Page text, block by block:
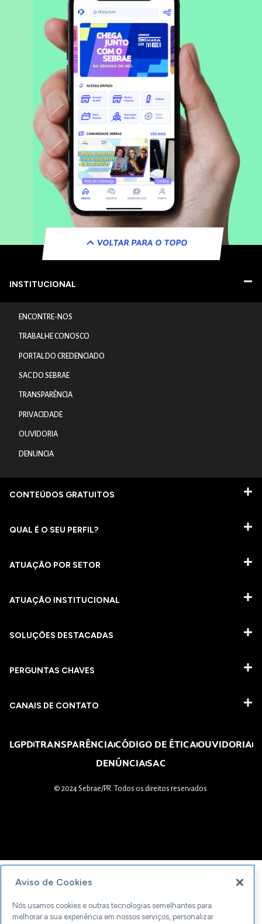
VOLTAR PARA O TOPO
INSTITUCIONAL
ENCONTRE-NOS
TRABALHE CONOSCO
PORTAL DO CREDENCIADO
SAC DO SEBRAE
TRANSPARÊNCIA
PRIVACIDADE
OUVIDORIA
DENUNCIA
CONTEÚDOS GRATUITOS
QUAL É O SEU PERFIL?
ATUAÇÃO POR SETOR
ATUAÇÃO INSTITUCIONAL
SOLUÇÕES DESTACADAS
PERGUNTAS CHAVES​
CANAIS DE CONTATO
LGPDTRANSPARÊNCIACÓDIGO DE ÉTICAOUVIDORIA
DENÚNCIASAC
© 2024 Sebrae/PR. Todos os direitos reservados.
Aviso de Cookies
Nós usamos cookies e outras tecnologias semelhantes para
melhorar a sua experiência em nossos serviços, personalizar